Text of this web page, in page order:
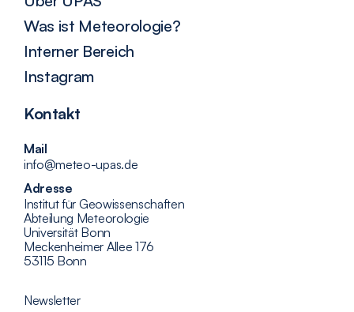
Was ist Meteorologie?
Interner Bereich
Instagram
Kontakt
Mail
info@meteo-upas.de
Adresse
Institut für Geowissenschaften
Abteilung Meteorologie
Universität Bonn
Meckenheimer Allee 176
53115 Bonn
Newsletter